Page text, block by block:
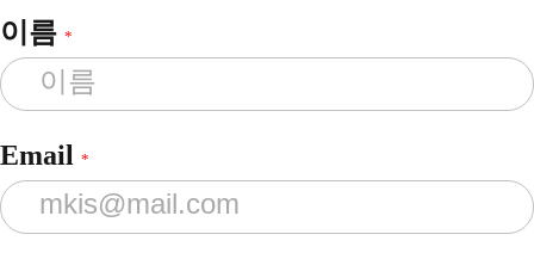
이름 *
Email *